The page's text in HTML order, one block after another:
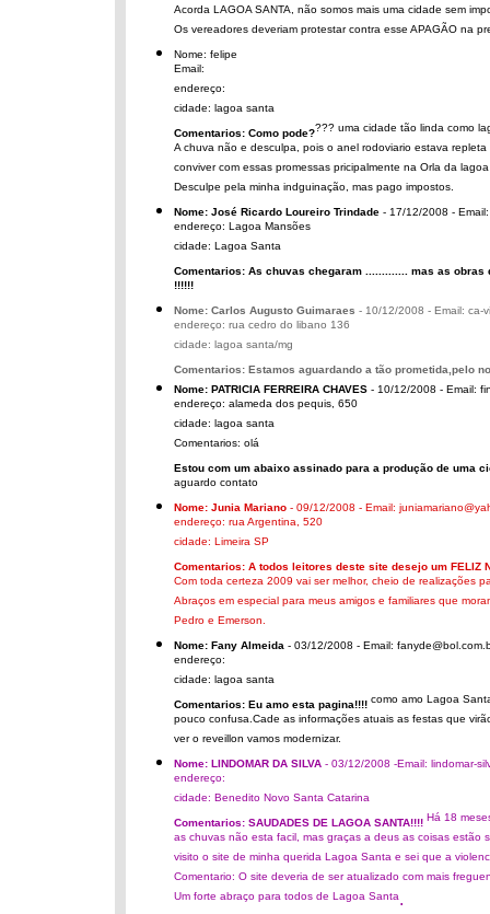
Acorda LAGOA SANTA, não somos mais uma cidade sem
Os vereadores deveriam protestar contra esse APAGÃO na
Nome: felipe
Email:
endereço:
cidade: lagoa santa
Comentarios: Como pode???? uma cidade tão linda como
A chuva não e desculpa, pois o anel rodoviario estava
conviver com essas promessas pricipalmente na Orla da
Desculpe pela minha indguinação, mas pago impostos.
Nome: José Ricardo Loureiro Trindade - 17/12/2008 -
endereço: Lagoa Mansões
cidade: Lagoa Santa
Comentarios: As chuvas chegaram ............. mas as
!!!!!!
Nome: Carlos Augusto Guimaraes - 10/12/2008 - Email: ca-
endereço: rua cedro do libano 136
cidade: lagoa santa/mg
Comentarios: Estamos aguardando a tão prometida,pelo
Nome: PATRICIA FERREIRA CHAVES - 10/12/2008 - Email:
endereço: alameda dos pequis, 650
cidade: lagoa santa
Comentarios: olá
Estou com um abaixo assinado para a produção de uma
aguardo contato
Nome: Junia Mariano - 09/12/2008 - Email:
endereço: rua Argentina, 520
cidade: Limeira SP
Comentarios: A todos leitores deste site desejo um FELIZ
Com toda certeza 2009 vai ser melhor, cheio de realizações
Abraços em especial para meus amigos e familiares que
Pedro e Emerson.
Nome: Fany Almeida - 03/12/2008 - Email:
endereço:
cidade: lagoa santa
Comentarios: Eu amo esta pagina!!!! como amo Lagoa
pouco confusa.Cade as informações atuais as festas que
ver o reveillon vamos modernizar.
Nome: LINDOMAR DA SILVA - 03/12/2008 -Email: lindomar-
endereço:
cidade: Benedito Novo Santa Catarina
Comentarios: SAUDADES DE LAGOA SANTA!!!! Há 18
as chuvas não esta facil, mas graças a deus as coisas
visito o site de minha querida Lagoa Santa e sei que a
Comentario: O site deveria de ser atualizado com mais
Um forte abraço para todos de Lagoa Santa.